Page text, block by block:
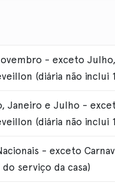
- exceto
(diária não inclui
Janeiro e Julho -
(diária não inclui
- exceto
do serviço da casa)